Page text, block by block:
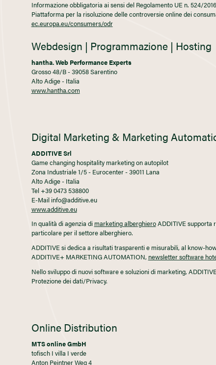
Informazione obbligatoria ai sensi del Regolamento UE n. 524/
Piattaforma per la risoluzione delle controversie online dei
ec.europa.eu/consumers/odr
Webdesign | Programmazione | Hosting
hantha. Web Performance Experts
Grosso 48/B - 39058 Sarentino
Alto Adige - Italia
www.hantha.com
Digital Marketing & Marketing
ADDITIVE Srl
Game changing hospitality marketing on autopilot
Zona Industriale 1/5 - Eurocenter - 39011 Lana
Alto Adige - Italia
Tel +39 0473 538800
E-Mail info@additive.eu
www.additive.eu
In qualità di agenzia di marketing alberghieroADDITIVE supporta
particolare per il settore alberghiero.
ADDITIVE si dedica a risultati trasparenti e misurabili, al know-
ADDITIVE+ MARKETING AUTOMATION, newsletter software
Nello sviluppo di nuovi software e soluzioni di marketing,
Protezione dei dati/Privacy.
Online Distribution
MTS online GmbH
tofisch I villa I verde
Anton Peintner Weg 4